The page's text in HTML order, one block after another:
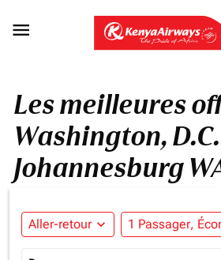

Les meilleures
Washington,
Johannesburg
Aller-retour expand_more 1 Passager,